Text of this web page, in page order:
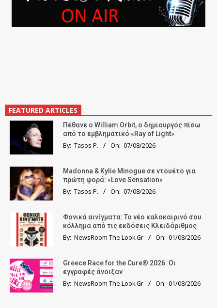
FEATURED ARTICLES
Πέθανε ο William Orbit, ο δημιουργός πίσω
από το εμβληματικό «Ray of Light»
By: Tasos P. On: 07/08/2026
Madonna & Kylie Minogue σε ντουέτο για
πρώτη φορά: «Love Sensation»
By: Tasos P. On: 07/08/2026
Φονικά αινίγματα: Το νέο καλοκαιρινό σου
κόλλημα από τις εκδόσεις Κλειδάριθμος
By: NewsRoom The Look.Gr On: 01/08/2026
Greece Race for the Cure® 2026: Οι
εγγραφές άνοιξαν
By: NewsRoom The Look.Gr On: 01/08/2026